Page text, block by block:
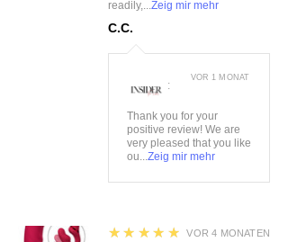
readily,...Zeig mir mehr
C.C.
:
Thank you for your
positive review! We are
very pleased that you like
ou...Zeig mir mehr
VOR 1 MONAT
VOR 4 MONATEN
5
★★★★★